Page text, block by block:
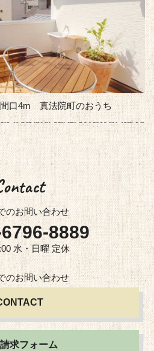
口4m 真法院町のおうち
のお問い合わせ
8889
水・日曜 定休
のお問い合わせ
求フォーム